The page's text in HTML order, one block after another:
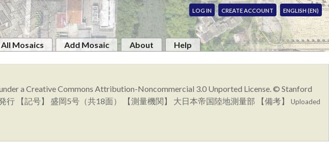
LOG IN CREATE ACCOUNT ENGLISH (EN)
Mosaics Add Mosaic About
Help
a Creative Commons Attribution-Noncommercial 3.0 Unported License. © Stanford
【記号】 盛岡5号（共18面） 【測量機関】 大日本帝国陸地測量部 【備考】 Uploaded